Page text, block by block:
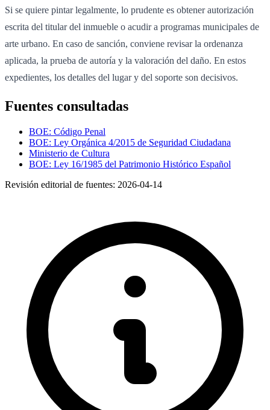
Si se quiere pintar legalmente, lo prudente es obtener autorización
escrita del titular del inmueble o acudir a programas municipales de
arte urbano. En caso de sanción, conviene revisar la ordenanza
aplicada, la prueba de autoría y la valoración del daño. En estos
expedientes, los detalles del lugar y del soporte son decisivos.
Fuentes consultadas
BOE: Código Penal
BOE: Ley Orgánica 4/2015 de Seguridad Ciudadana
Ministerio de Cultura
BOE: Ley 16/1985 del Patrimonio Histórico Español
Revisión editorial de fuentes: 2026-04-14